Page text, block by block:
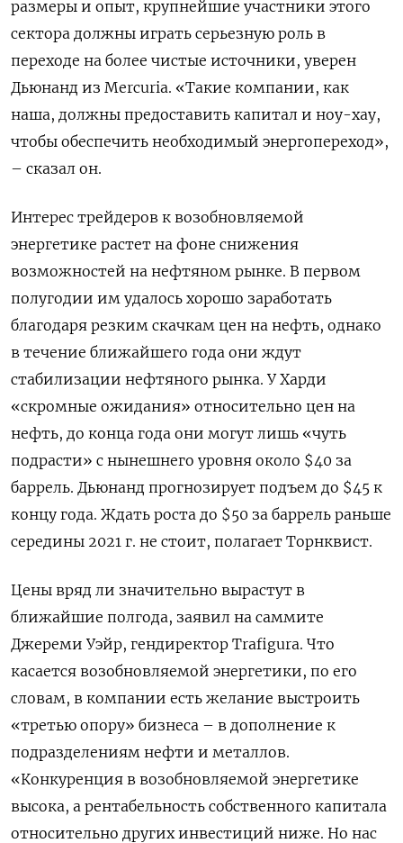
размеры и опыт, крупнейшие участники этого
сектора должны играть серьезную роль в
переходе на более чистые источники, уверен
Дьюнанд из Mercuria. «Такие компании, как
наша, должны предоставить капитал и ноу-хау,
чтобы обеспечить необходимый энергопереход»,
– сказал он.
Интерес трейдеров к возобновляемой
энергетике растет на фоне снижения
возможностей на нефтяном рынке. В первом
полугодии им удалось хорошо заработать
благодаря резким скачкам цен на нефть, однако
в течение ближайшего года они ждут
стабилизации нефтяного рынка. У Харди
«скромные ожидания» относительно цен на
нефть, до конца года они могут лишь «чуть
подрасти» с нынешнего уровня около $40 за
баррель. Дьюнанд прогнозирует подъем до $45 к
концу года. Ждать роста до $50 за баррель раньше
середины 2021 г. не стоит, полагает Торнквист.
Цены вряд ли значительно вырастут в
ближайшие полгода, заявил на саммите
Джереми Уэйр, гендиректор Trafigura. Что
касается возобновляемой энергетики, по его
словам, в компании есть желание выстроить
«третью опору» бизнеса – в дополнение к
подразделениям нефти и металлов.
«Конкуренция в возобновляемой энергетике
высока, а рентабельность собственного капитала
относительно других инвестиций ниже. Но нас